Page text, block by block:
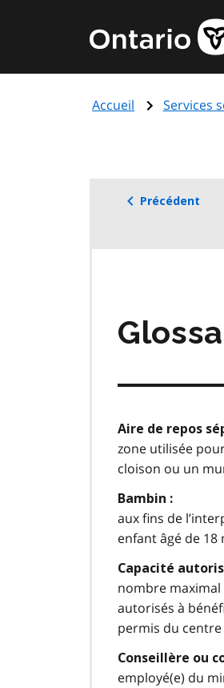
principal
Page
d'accueil
de
Accueil Services
Précédent
Aire de repos
zone utilisée
cloison ou un
Bambin :
aux fins de
enfant âgé de 18
Capacité
nombre maximal
autorisés à
permis du centre
Conseillère ou
employé(e) du